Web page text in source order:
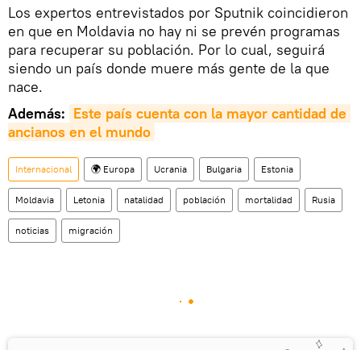
Los expertos entrevistados por Sputnik coincidieron
en que en Moldavia no hay ni se prevén programas
para recuperar su población. Por lo cual, seguirá
siendo un país donde muere más gente de la que
nace.
Además: Este país cuenta con la mayor cantidad de
ancianos en el mundo
Internacional 🌍 Europa Ucrania Bulgaria Estonia
Moldavia Letonia natalidad población mortalidad Rusia
noticias migración